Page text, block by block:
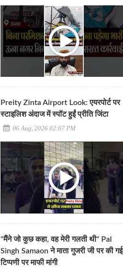
Preity Zinta Airport Look: एयरपोर्ट पर
स्टाइलिश अंदाज में स्पॉट हुईं प्रीति जिंटा
06 Aug, 2026 02:07 PM
"मैंने जो कुछ कहा, वह मेरी गलती थी" Pal
Singh Samaon ने माता गुजरी जी पर की गई
टिप्पणी पर माफी मांगी